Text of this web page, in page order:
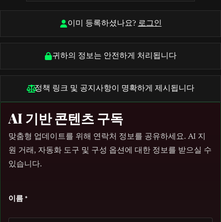
이미 등록하셨나요? 로그인
귀하의 정보는 안전하게 처리됩니다
정책 링크 및 공지사항이 명확하게 제시됩니다
AI 기반 콘텐츠 구독
맞춤형 업데이트를 위해 연락처 정보를 공유하세요. AI 지
원 거래, 자동화 도구 및 구성 옵션에 대한 정보를 받으실 수
있습니다.
이름 *